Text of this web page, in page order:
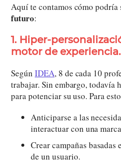
Aquí te contamos cómo podría
futuro:
1. Hiper-
motor de experiencia.
SegúnIDEA, 8 de cada 10
trabajar. Sin embargo, todavía
para potenciar su uso. Para
Anticiparse a las
interactuar con una
Crear campañas
de un usuario.